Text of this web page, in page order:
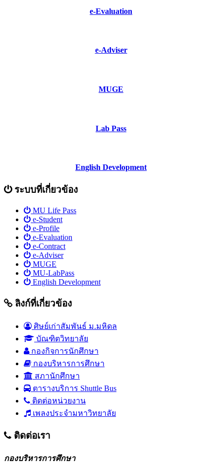
e-Evaluation
e-Adviser
MUGE
Lab Pass
English Development
ระบบที่เกี่ยวข้อง
MU Life Pass
e-Student
e-Profile
e-Evaluation
e-Contract
e-Adviser
MUGE
MU-LabPass
English Development
ลิงก์ที่เกี่ยวข้อง
ศิษย์เก่าสัมพันธ์ ม.มหิดล
บัณฑิตวิทยาลัย
กองกิจการนักศึกษา
กองบริหารการศึกษา
สภานักศึกษา
ตารางบริการ Shuttle Bus
ติดต่อหน่วยงาน
เพลงประจำมหาวิทยาลัย
ติดต่อเรา
กองบริหารการศึกษา